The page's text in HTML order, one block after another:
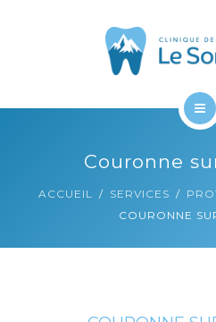
Couronne
ACCUEIL SERVICES
COURONNE